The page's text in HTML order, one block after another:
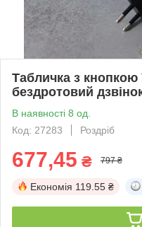
Табличка з кнопкою
бездротовий
В наявності 8 од.
Код: 27283
Роздріб
677,45 ₴ 797 ₴
Економія 119.55 ₴